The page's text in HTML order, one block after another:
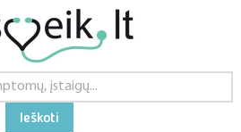
Ieškoti